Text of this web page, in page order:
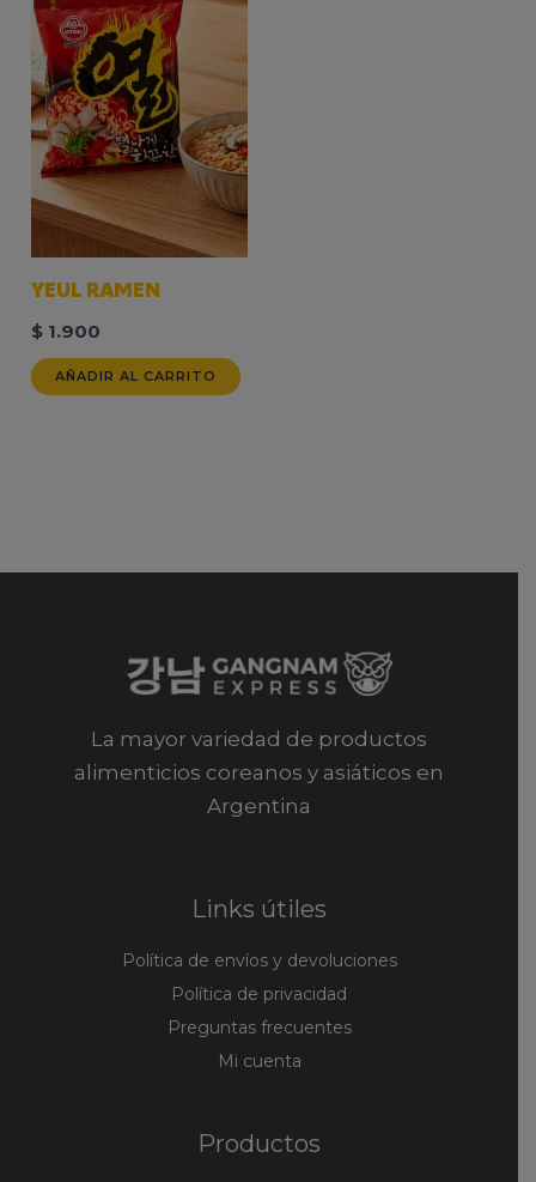
YEUL RAMEN
$ 1.900
AÑADIR AL CARRITO
La mayor variedad de productos
alimenticios coreanos y asiáticos en
Argentina
Links útiles
Política de envíos y devoluciones
Política de privacidad
Preguntas frecuentes
Mi cuenta
Productos